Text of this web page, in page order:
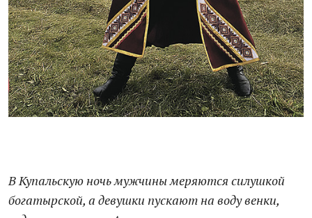
В Купальскую ночь мужчины меряются силушкой
богатырской, а девушки пускают на воду венки,